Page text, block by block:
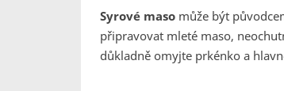
Syrové maso může být
připravovat mleté maso,
důkladně omyjte prkénko a